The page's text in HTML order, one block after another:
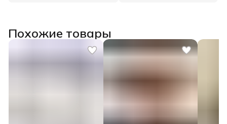
Похожие товары